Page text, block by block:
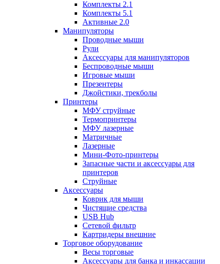
Комплекты 2.1
Комплекты 5.1
Активные 2.0
Манипуляторы
Проводные мыши
Рули
Аксессуары для манипуляторов
Беспроводные мыши
Игровые мыши
Презентеры
Джойстики, трекболы
Принтеры
МФУ струйные
Термопринтеры
МФУ лазерные
Матричные
Лазерные
Мини-Фото-принтеры
Запасные части и аксессуары для
принтеров
Струйные
Аксессуары
Коврик для мыши
Чистящие средства
USB Hub
Сетевой фильтр
Картридеры внешние
Торговое оборудование
Весы торговые
Аксессуары для банка и инкассации